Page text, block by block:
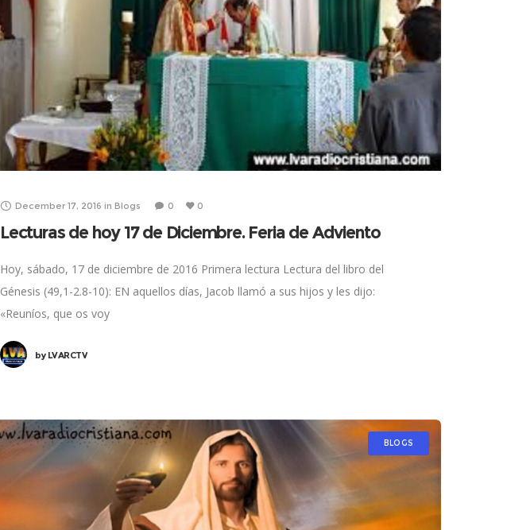
December 17, 2016 in Blogs 0 0
Lecturas de hoy 17 de Diciembre. Feria de Adviento
Hoy, sábado, 17 de diciembre de 2016 Primera lectura Lectura del libro del
Génesis (49,1-2.8-10): EN aquellos días, Jacob llamó a sus hijos y les dijo:
«Reuníos, que os voy
byLVARCTV
BLOGS